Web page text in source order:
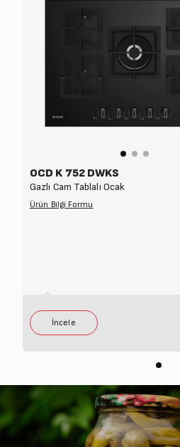
OCD K 752 DWKS
Gazlı Cam Tablalı Ocak
Ürün Bilgi Formu